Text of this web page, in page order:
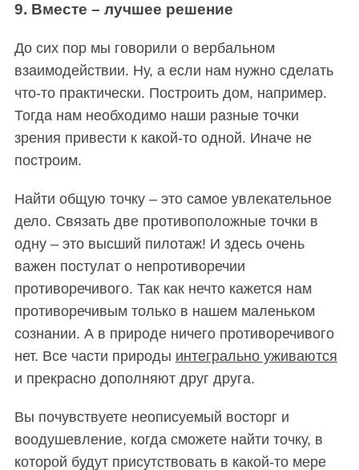
9. Вместе – лучшее решение
До сих пор мы говорили о вербальном
взаимодействии. Ну, а если нам нужно сделать
что-то практически. Построить дом, например.
Тогда нам необходимо наши разные точки
зрения привести к какой-то одной. Иначе не
построим.
Найти общую точку – это самое увлекательное
дело. Связать две противоположные точки в
одну – это высший пилотаж! И здесь очень
важен постулат о непротиворечии
противоречивого. Так как нечто кажется нам
противоречивым только в нашем маленьком
сознании. А в природе ничего противоречивого
нет. Все части природы интегрально уживаются
и прекрасно дополняют друг друга.
Вы почувствуете неописуемый восторг и
воодушевление, когда сможете найти точку, в
которой будут присутствовать в какой-то мере